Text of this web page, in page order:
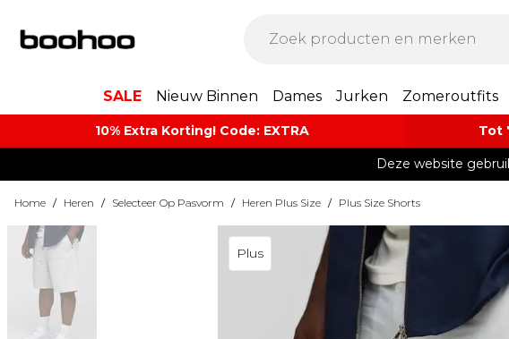
SALE Nieuw Binnen Dames Jurken Zomeroutfits
10% Extra Korting! Code: EXTRA​ Tot
Deze website
Home / Heren / Selecteer Op Pasvorm / Heren Plus Size / Plus Size Shorts
Plus